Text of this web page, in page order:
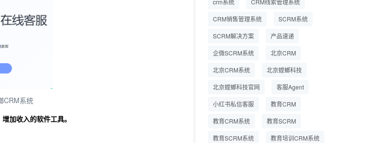
CRM系统
加收入的软件工具。
营成本
企业微信 私域用户精细
螳螂教育CRM助力教培
机构精细化运营
crm系统 CRM线索管理系统
CRM销售管理系统 SCRM系统
SCRM解决方案 产品速递
企微SCRM系统 北京CRM
北京CRM系统 北京螳螂科技
北京螳螂科技官网 客服Agent
小红书私信客服 教育CRM
教育CRM系统 教育SCRM
教育SCRM系统 教育培训CRM系统